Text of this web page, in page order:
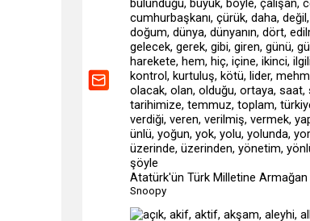
Atatürk'ün Türk Milletine
Snoopy